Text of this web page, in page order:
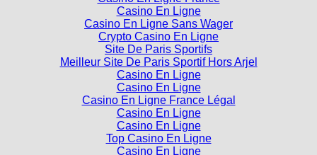
Casino En Ligne
Casino En Ligne Sans Wager
Crypto Casino En Ligne
Site De Paris Sportifs
Meilleur Site De Paris Sportif Hors Arjel
Casino En Ligne
Casino En Ligne
Casino En Ligne France Légal
Casino En Ligne
Casino En Ligne
Top Casino En Ligne
Casino En Ligne